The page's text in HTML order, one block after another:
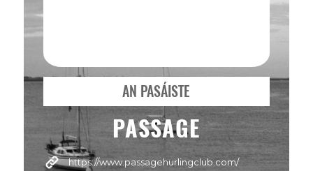
AN PASÁISTE
PASSAGE
https://www.passagehurlingclub.com/